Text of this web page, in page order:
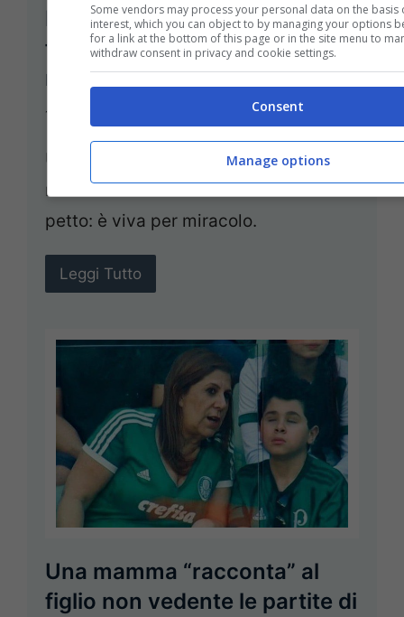
Bimba nasce con il cuore
fuori dal petto: viva per
miracolo (FOTO)
12 Settembre 2018 Valentina Colmi
Una bimba inglese è nata con una rara
malformazione del cuore fuori dal
petto: è viva per miracolo.
Leggi Tutto
Una mamma “racconta” al
figlio non vedente le partite di
Some vendors may process your personal data on the basis
interest, which you can object to by managing your options
for a link at the bottom of this page or in the site menu to
withdraw consent in privacy and cookie settings.
Consent
Manage options